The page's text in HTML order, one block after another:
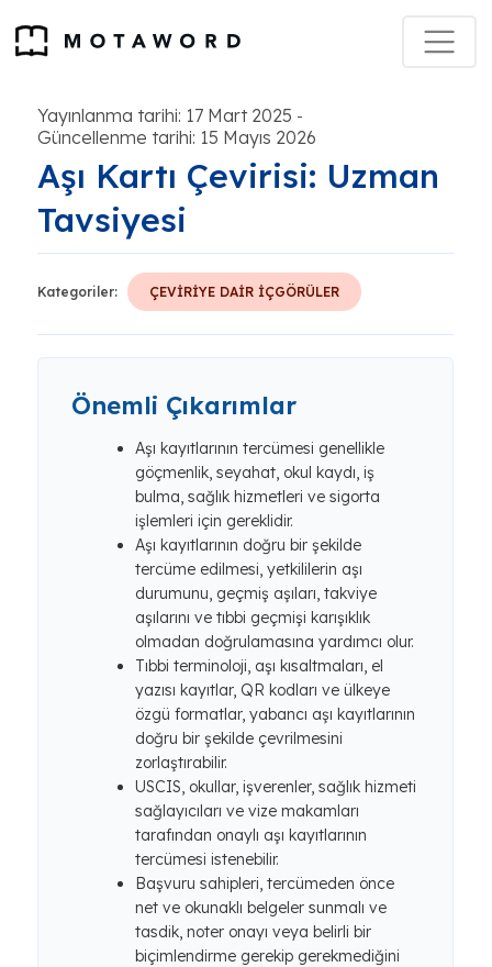
Yayınlanma tarihi: 17 Mart 2025 -
Güncellenme tarihi: 15 Mayıs 2026
Aşı Kartı Çevirisi: Uzman
Tavsiyesi
Kategoriler: ÇEVİRİYE DAİR İÇGÖRÜLER
Önemli Çıkarımlar
Aşı kayıtlarının tercümesi genellikle
göçmenlik, seyahat, okul kaydı, iş
bulma, sağlık hizmetleri ve sigorta
işlemleri için gereklidir.
Aşı kayıtlarının doğru bir şekilde
tercüme edilmesi, yetkililerin aşı
durumunu, geçmiş aşıları, takviye
aşılarını ve tıbbi geçmişi karışıklık
olmadan doğrulamasına yardımcı olur.
Tıbbi terminoloji, aşı kısaltmaları, el
yazısı kayıtlar, QR kodları ve ülkeye
özgü formatlar, yabancı aşı kayıtlarının
doğru bir şekilde çevrilmesini
zorlaştırabilir.
USCIS, okullar, işverenler, sağlık hizmeti
sağlayıcıları ve vize makamları
tarafından onaylı aşı kayıtlarının
tercümesi istenebilir.
Başvuru sahipleri, tercümeden önce
net ve okunaklı belgeler sunmalı ve
tasdik, noter onayı veya belirli bir
biçimlendirme gerekip gerekmediğini